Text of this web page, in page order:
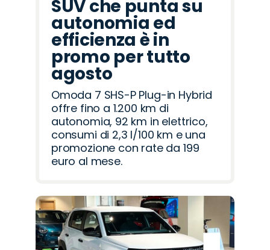
SUV che punta su
autonomia ed
efficienza è in
promo per tutto
agosto
Omoda 7 SHS-P Plug-in Hybrid
offre fino a 1.200 km di
autonomia, 92 km in elettrico,
consumi di 2,3 l/100 km e una
promozione con rate da 199
euro al mese.